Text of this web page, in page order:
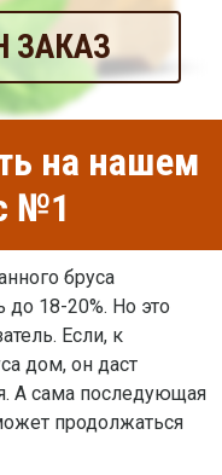
ЗАКАЗ
на нашем
№1
бруса
до 18-20%. Но это
Если, к
дом, он даст
А сама последующая
продолжаться